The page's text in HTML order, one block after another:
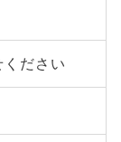
ださい